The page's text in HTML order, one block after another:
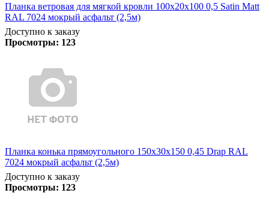
Планка ветровая для мягкой кровли 100х20х100 0,5 Satin Matt
RAL 7024 мокрый асфальт (2,5м)
Доступно к заказу
Просмотры: 123
Планка конька прямоугольного 150х30х150 0,45 Drap RAL
7024 мокрый асфальт (2,5м)
Доступно к заказу
Просмотры: 123